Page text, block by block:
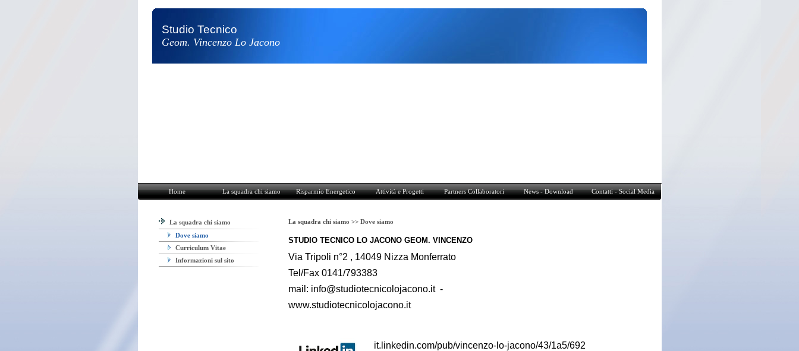
Studio Tecnico
Geom. Vincenzo Lo Jacono
Home La squadra chi siamo Risparmio Energetico Attività e Progetti Partners Collaboratori News - Download Contatti - Social Media
La squadra chi siamo
Dove siamo
Curriculum Vitae
Informazioni sul sito
La squadra chi siamo >> Dove siamo
STUDIO TECNICO LO JACONO GEOM. VINCENZO
Via Tripoli n°2 , 14049 Nizza Monferrato
Tel/Fax 0141/793383
mail: info@studiotecnicolojacono.it -
www.studiotecnicolojacono.it
it.linkedin.com/pub/vincenzo-lo-jacono/43/1a5/692
Home La squadra chi siamo Risparmio Energetico Attività e Progetti Partners Collaboratori News - Download Contatti - Social Media